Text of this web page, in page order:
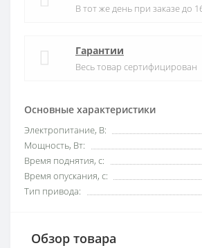
Основные характеристики
Электропитание, В:
Мощность, Вт:
Время поднятия, с:
Время опускания, с:
Тип привода:
В тот же день при заказе до
Гарантии
Весь товар сертифицирован
Обзор товара